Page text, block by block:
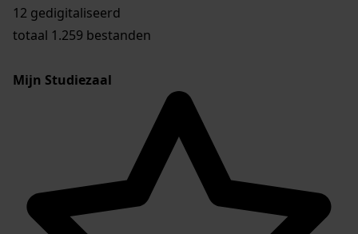
12 gedigitaliseerd
totaal 1.259 bestanden
Mijn Studiezaal